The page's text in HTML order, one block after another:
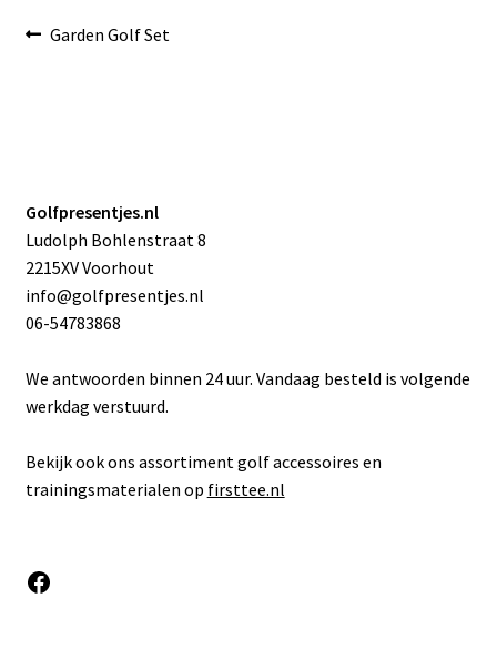
Bericht
Vorig
Garden Golf Set
Golfpresentjes.nl
Ludolph Bohlenstraat 8
2215XV Voorhout
info@golfpresentjes.nl
06-54783868
We antwoorden binnen 24 uur. Vandaag besteld is volgende
werkdag verstuurd.
Bekijk ook ons assortiment golf accessoires en
trainingsmaterialen op firsttee.nl
Facebook